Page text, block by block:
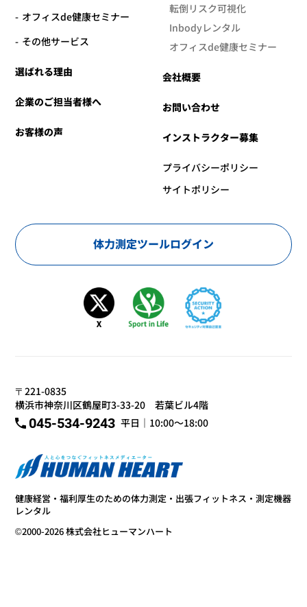
オフィスde健康セミナー
その他サービス
選ばれる理由
企業のご担当者様へ
お客様の声
転倒リスク可視化
Inbodyレンタル
オフィスde健康セミナー
会社概要
お問い合わせ
インストラクター募集
プライバシーポリシー
サイトポリシー
体力測定ツールログイン
〒221-0835
横浜市神奈川区鶴屋町3-33-20 若葉ビル4階
045-534-9243 平日｜10:00～18:00
健康経営・福利厚生のための体力測定・出張フィットネス・測定機器
レンタル
©2000-2026 株式会社ヒューマンハート